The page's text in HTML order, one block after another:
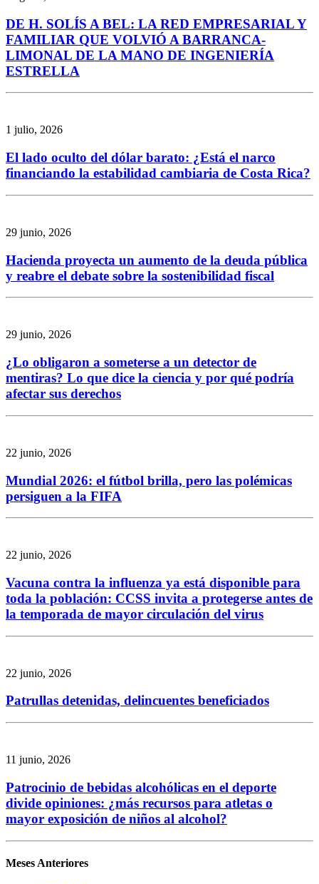
DE H. SOLÍS A BEL: LA RED EMPRESARIAL Y
FAMILIAR QUE VOLVIÓ A BARRANCA-
LIMONAL DE LA MANO DE INGENIERÍA
ESTRELLA
1 julio, 2026
El lado oculto del dólar barato: ¿Está el narco
financiando la estabilidad cambiaria de Costa Rica?
29 junio, 2026
Hacienda proyecta un aumento de la deuda pública
y reabre el debate sobre la sostenibilidad fiscal
29 junio, 2026
¿Lo obligaron a someterse a un detector de
mentiras? Lo que dice la ciencia y por qué podría
afectar sus derechos
22 junio, 2026
Mundial 2026: el fútbol brilla, pero las polémicas
persiguen a la FIFA
22 junio, 2026
Vacuna contra la influenza ya está disponible para
toda la población: CCSS invita a protegerse antes de
la temporada de mayor circulación del virus
22 junio, 2026
Patrullas detenidas, delincuentes beneficiados
11 junio, 2026
Patrocinio de bebidas alcohólicas en el deporte
divide opiniones: ¿más recursos para atletas o
mayor exposición de niños al alcohol?
Meses Anteriores